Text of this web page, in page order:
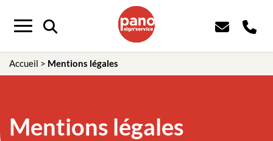
Menu
Accueil > Mentions légales
Mentions légales